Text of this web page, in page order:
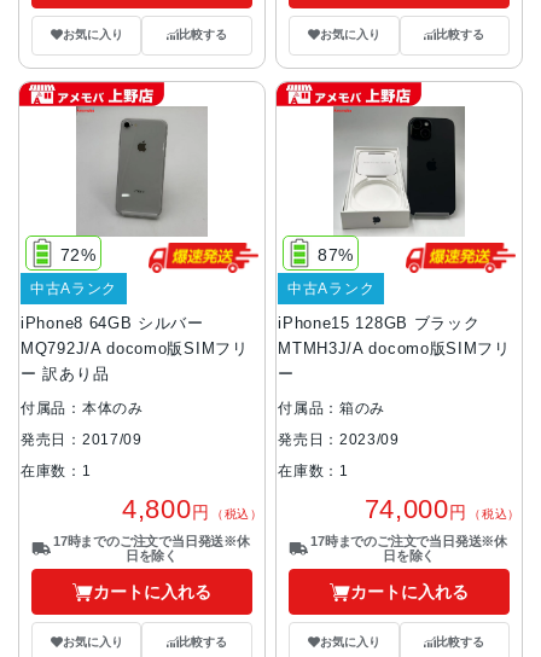
お気に入り 比較する お気に入り 比較する
iPhone8 64GB シルバー
MQ792J/A docomo版SIMフリ
ー 訳あり品
72%
中古Aランク
付属品：本体のみ
発売日：2017/09
在庫数：1
4,800円 （税込）
17時までのご注文で当日発送※休
日を除く
カートに入れる
お気に入り 比較する
iPhone15 128GB ブラック
MTMH3J/A docomo版SIMフリ
ー
87%
中古Aランク
付属品：箱のみ
発売日：2023/09
在庫数：1
74,000円 （税込）
17時までのご注文で当日発送※休
日を除く
カートに入れる
お気に入り 比較する